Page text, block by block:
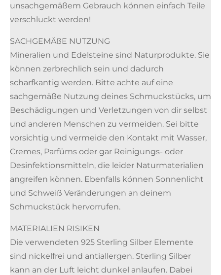
unsachgemäßem Gebrauch können einfach Teile
verschluckt werden!
SACHGEMÄßE NUTZUNG
Mineralien und Edelsteine sind Naturprodukte. Sie
können zerbrechlich sein und dadurch
scharfkantig werden. Bitte achte auf eine
sachgemäße Nutzung deines Schmuckstücks, um
Beschädigungen und Verletzungen von dir selbst
und anderen Menschen zu vermeiden. Sei bitte
vorsichtig und vermeide den Kontakt mit Wasser,
Cremes, Parfüms oder gar Reinigungs- oder
Desinfektionsmitteln, die leider Naturmaterialien
angreifen können. Ebenfalls können Sonnenlicht
und Schweiß Veränderungen an deinem
Schmuckstück hervorrufen.
MATERIALIEN RISIKEN
Die verwendeten 925 Sterling Silber Elemente
sind nickelfrei und antiallergen. Sterling Silber
kann an der Luft leicht dunkel anlaufen. Dabei